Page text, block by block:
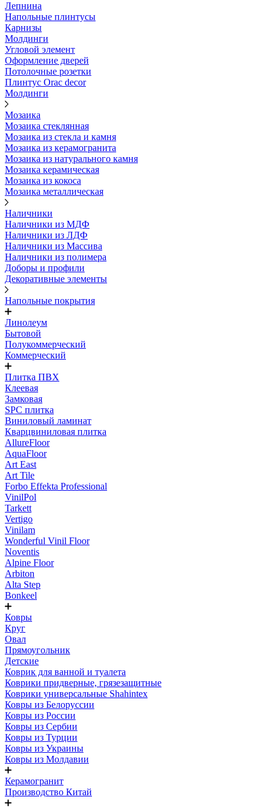
Лепнина
Напольные плинтусы
Карнизы
Молдинги
Угловой элемент
Оформление дверей
Потолочные розетки
Плинтус Orac decor
Молдинги
Мозаика
Мозаика стеклянная
Мозаика из стекла и камня
Мозаика из керамогранита
Мозаика из натурального камня
Мозаика керамическая
Мозаика из кокоса
Мозаика металлическая
Наличники
Наличники из МДФ
Наличники из ЛДФ
Наличники из Массива
Наличники из полимера
Доборы и профили
Декоративные элементы
Напольные покрытия
Линолеум
Бытовой
Полукоммерческий
Коммерческий
Плитка ПВХ
Клеевая
Замковая
SPC плитка
Виниловый ламинат
Кварцвиниловая плитка
AllureFloor
AquaFloor
Art East
Art Tile
Forbo Effekta Professional
VinilPol
Tarkett
Vertigo
Vinilam
Wonderful Vinil Floor
Noventis
Alpine Floor
Arbiton
Alta Step
Bonkeel
Ковры
Круг
Овал
Прямоугольник
Детские
Коврик для ванной и туалета
Коврики придверные, грязезащитные
Коврики универсальные Shahintex
Ковры из Белоруссии
Ковры из России
Ковры из Сербии
Ковры из Турции
Ковры из Украины
Ковры из Молдавии
Керамогранит
Производство Китай